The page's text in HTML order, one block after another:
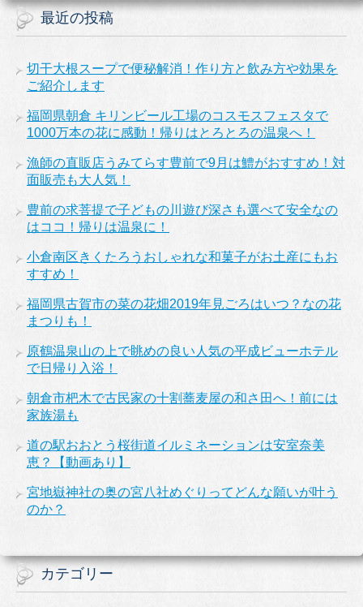
最近の投稿
切干大根スープで便秘解消！作り方と飲み方や効果を
ご紹介します
福岡県朝倉 キリンビール工場のコスモスフェスタで
1000万本の花に感動！帰りはとろとろの温泉へ！
漁師の直販店うみてらす豊前で9月は鱧がおすすめ！対
面販売も大人気！
豊前の求菩提で子どもの川遊び深さも選べて安全なの
はココ！帰りは温泉に！
小倉南区きくたろうおしゃれな和菓子がお土産にもお
すすめ！
福岡県古賀市の菜の花畑2019年見ごろはいつ？なの花
まつりも！
原鶴温泉山の上で眺めの良い人気の平成ビューホテル
で日帰り入浴！
朝倉市杷木で古民家の十割蕎麦屋の和さ田へ！前には
家族湯も
道の駅おおとう桜街道イルミネーションは安室奈美
恵？【動画あり】
宮地嶽神社の奥の宮八社めぐりってどんな願いが叶う
のか？
カテゴリー